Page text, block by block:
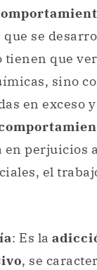
que se
tienen que
sino
en exceso
en perjuicios
el
: Es la
, se